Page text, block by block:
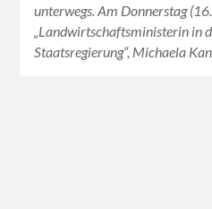
unterwegs. Am Donnerstag
„Landwirtschaftsministerin in
Staatsregierung“, Michaela